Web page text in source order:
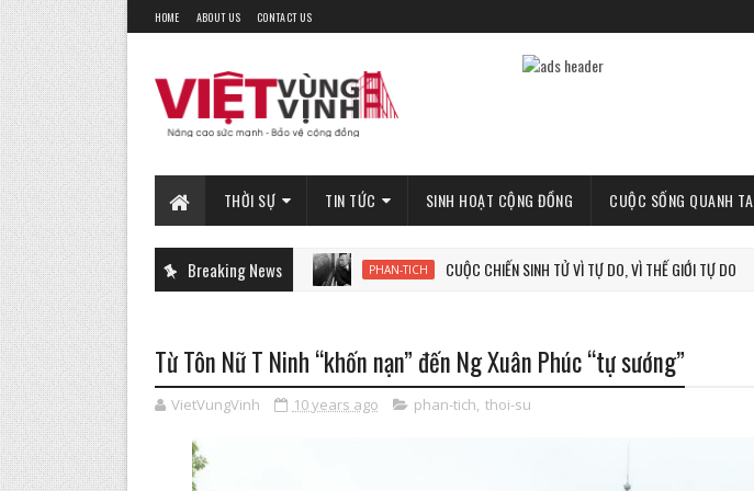
HOME ABOUT US CONTACT US
THỜI SỰ TIN TỨC SINH HOẠT CỘNG ĐỒNG CUỘC SỐNG QUANH TA
Breaking News PHAN-TICH CUỘC CHIẾN SINH TỬ VÌ TỰ DO, VÌ THẾ GIỚI TỰ DO
Từ Tôn Nữ T Ninh “khốn nạn” đến Ng Xuân Phúc “tự sướng”
VietVungVinh 10 years ago phan-tich, thoi-su